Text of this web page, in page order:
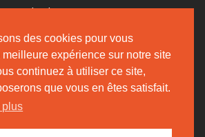
NOUS
des cookies pour vous
meilleure expérience sur notre site
continuez à utiliser ce site,
que vous en êtes satisfait.
plus